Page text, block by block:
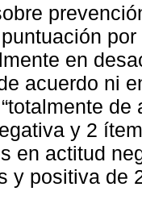
en
acuerdo ni
de
y 2
en actitud
y positiva de